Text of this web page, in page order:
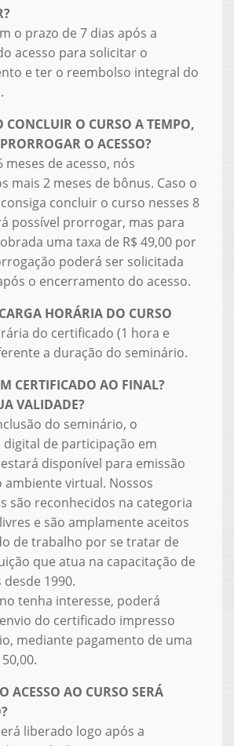
o prazo de 7 dias após a
acesso para solicitar o
e ter o reembolso integral do
CONCLUIR O CURSO A TEMPO,
O ACESSO?
meses de acesso, nós
mais 2 meses de bônus. Caso o
concluir o curso nesses 8
possível prorrogar, mas para
uma taxa de R$ 49,00 por
poderá ser solicitada
o encerramento do acesso.
HORÁRIA DO CURSO
do certificado (1 hora e
a duração do seminário.
CERTIFICADO AO FINAL?
VALIDADE?
do seminário, o
de participação em
disponível para emissão
virtual. Nossos
são reconhecidos na categoria
e são amplamente aceitos
de trabalho por se tratar de
que atua na capacitação de
1990.
tenha interesse, poderá
do certificado impresso
mediante pagamento de uma
ACESSO AO CURSO SERÁ
liberado logo após a